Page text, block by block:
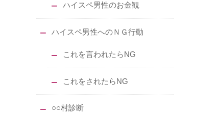
ハイスペ男性のお金観
ハイスペ男性へのＮＧ行動
これを言われたらNG
これをされたらNG
○○村診断